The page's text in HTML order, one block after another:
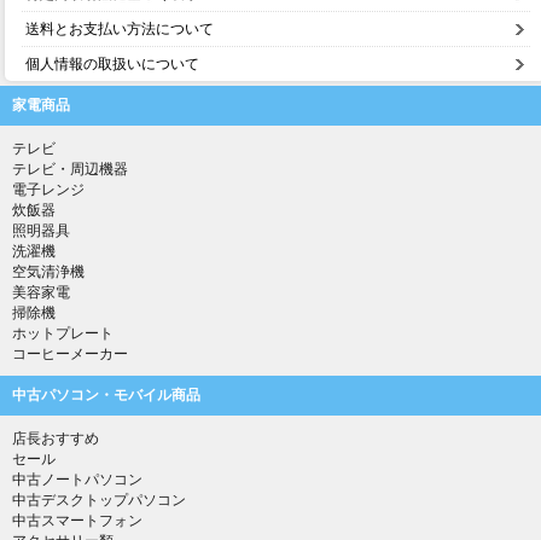
送料とお支払い方法について
個人情報の取扱いについて
家電商品
テレビ
テレビ・周辺機器
電子レンジ
炊飯器
照明器具
洗濯機
空気清浄機
美容家電
掃除機
ホットプレート
コーヒーメーカー
中古パソコン・モバイル商品
店長おすすめ
セール
中古ノートパソコン
中古デスクトップパソコン
中古スマートフォン